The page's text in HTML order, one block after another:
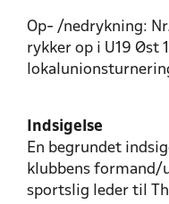
Op- /nedrykning:
rykker op i U19 Øst
Indsigelse
En begrundet
klubbens formand/
sportslig leder til